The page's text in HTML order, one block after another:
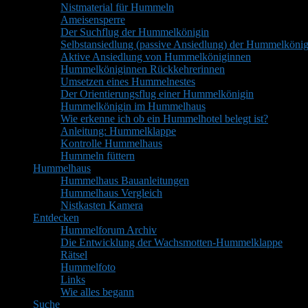
Nistmaterial für Hummeln
Ameisensperre
Der Suchflug der Hummelkönigin
Selbstansiedlung (passive Ansiedlung) der
Aktive Ansiedlung von Hummelköniginnen
Hummelköniginnen Rückkehrerinnen
Umsetzen eines Hummelnestes
Der Orientierungsflug einer Hummelkönigin
Hummelkönigin im Hummelhaus
Wie erkenne ich ob ein Hummelhotel belegt ist?
Anleitung: Hummelklappe
Kontrolle Hummelhaus
Hummeln füttern
Hummelhaus
Hummelhaus Bauanleitungen
Hummelhaus Vergleich
Nistkasten Kamera
Entdecken
Hummelforum Archiv
Die Entwicklung der Wachsmotten-Hummelklappe
Rätsel
Hummelfoto
Links
Wie alles begann
Suche